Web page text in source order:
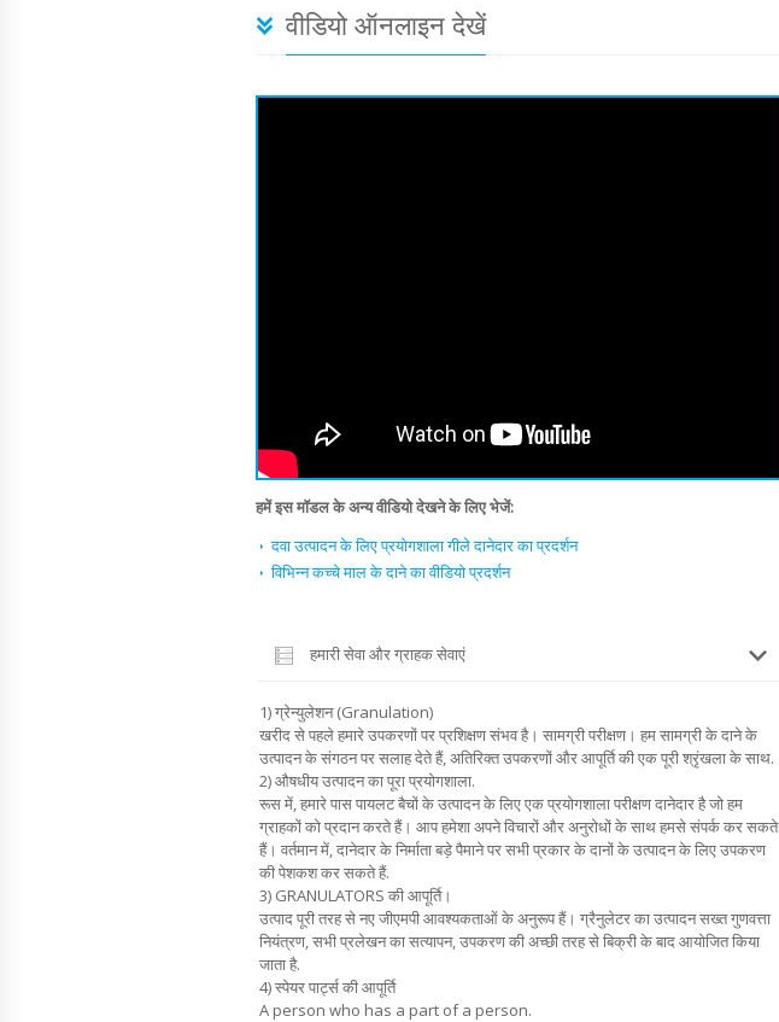
वीडियो ऑनलाइन देखें
हमें इस मॉडल के अन्य वीडियो देखने के लिए भेजें:
दवा उत्पादन के लिए प्रयोगशाला गीले दानेदार का प्रदर्शन
विभिन्न कच्चे माल के दाने का वीडियो प्रदर्शन
हमारी सेवा और ग्राहक सेवाएं
1) ग्रेन्युलेशन (Granulation)
खरीद से पहले हमारे उपकरणों पर प्रशिक्षण संभव है। सामग्री परीक्षण। हम सामग्री के दाने के
उत्पादन के संगठन पर सलाह देते हैं, अतिरिक्त उपकरणों और आपूर्ति की एक पूरी श्रृंखला के साथ.
2) औषधीय उत्पादन का पूरा प्रयोगशाला.
रूस में, हमारे पास पायलट बैचों के उत्पादन के लिए एक प्रयोगशाला परीक्षण दानेदार है जो हम
ग्राहकों को प्रदान करते हैं। आप हमेशा अपने विचारों और अनुरोधों के साथ हमसे संपर्क कर सकते
हैं। वर्तमान में, दानेदार के निर्माता बड़े पैमाने पर सभी प्रकार के दानों के उत्पादन के लिए उपकरण
की पेशकश कर सकते हैं.
3) GRANULATORS की आपूर्ति।
उत्पाद पूरी तरह से नए जीएमपी आवश्यकताओं के अनुरूप हैं। ग्रैनुलेटर का उत्पादन सख्त गुणवत्ता
नियंत्रण, सभी प्रलेखन का सत्यापन, उपकरण की अच्छी तरह से बिक्री के बाद आयोजित किया
जाता है.
4) स्पेयर पार्ट्स की आपूर्ति
A person who has a part of a person.